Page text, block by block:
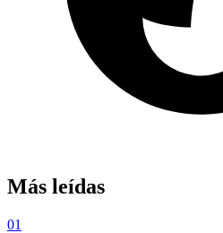
Más leídas
01